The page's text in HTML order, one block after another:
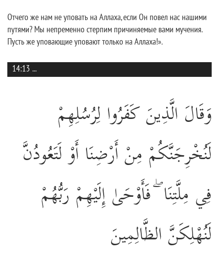
Отчего же нам не уповать на Аллаха, если Он повел нас нашими
путями? Мы непременно стерпим причиняемые вами мучения.
Пусть же уповающие уповают только на Аллаха!».
14:13 ...
وَقَالَ الَّذِينَ كَفَرُوا لِرُسُلِهِمْ
لَنُخْرِجَنَّكُمْ مِنْ أَرْضِنَا أَوْ لَتَعُودُنَّ
فِي مِلَّتِنَا ۖ فَأَوْحَىٰ إِلَيْهِمْ رَبُّهُمْ
لَنُهْلِكَنَّ الظَّالِمِينَ